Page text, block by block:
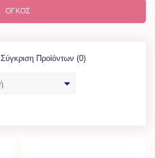
ΌΓΚΟΣ
Σύγκριση Προϊόντων (0)